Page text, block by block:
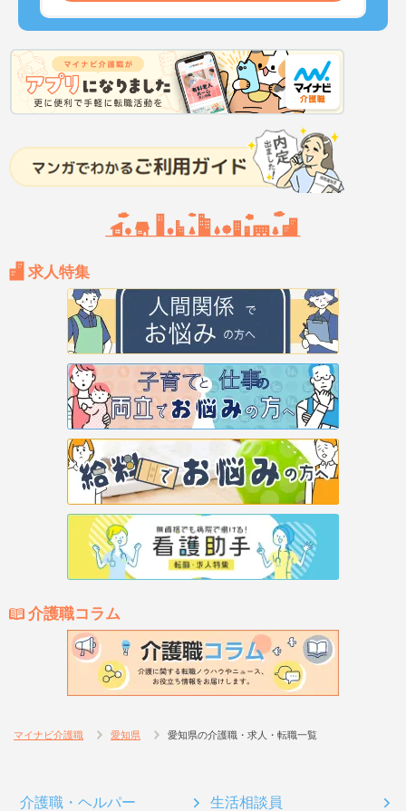
求人特集
介護職コラム
マイナビ介護職 愛知県 愛知県の介護職・求人・転職一覧
介護職・ヘルパー 生活相談員